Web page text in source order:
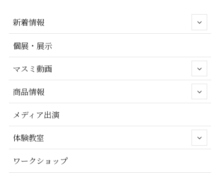
新着情報
個展・展示
マスミ動画
商品情報
メディア出演
体験教室
ワークショップ